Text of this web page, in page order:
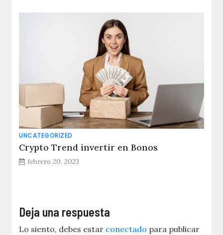
UNCATEGORIZED
Crypto Trend invertir en Bonos
febrero 20, 2023
Deja una respuesta
Lo siento, debes estar conectado para publicar